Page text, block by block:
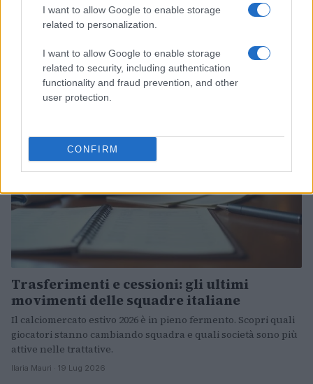
I want to allow Google to enable storage
related to personalization.
I want to allow Google to enable storage
related to security, including authentication
functionality and fraud prevention, and other
user protection.
CONFIRM
Luka Doncic è entusiasta della nuova stagione con i Los
Angeles Lakers. Scopriamo insieme i nuovi acquisti e le
Ilaria Mauri · 20 Lug 2026
CALCIO
Trasferimenti e cessioni: gli ultimi
movimenti delle squadre italiane
Il calciomercato estivo 2026 è in pieno fermento. Scopri quali
giocatori stanno cambiando squadra e quali società sono più
attive nelle trattative.
Ilaria Mauri · 19 Lug 2026